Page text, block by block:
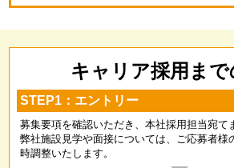
キャリア採用ま
STEP1：エントリー
募集要項を確認いただき、本社採用担当宛て
弊社施設見学や面接については、ご応募者様
時調整いたします。